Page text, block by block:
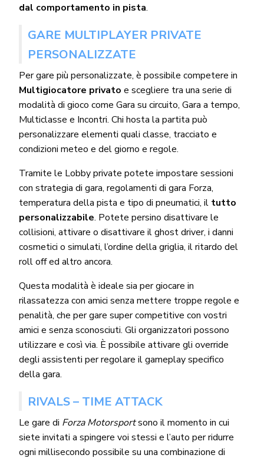
dal comportamento in pista.
GARE MULTIPLAYER PRIVATE
PERSONALIZZATE
Per gare più personalizzate, è possibile competere in
Multigiocatore privato e scegliere tra una serie di
modalità di gioco come Gara su circuito, Gara a tempo,
Multiclasse e Incontri. Chi hosta la partita può
personalizzare elementi quali classe, tracciato e
condizioni meteo e del giorno e regole.
Tramite le Lobby private potete impostare sessioni
con strategia di gara, regolamenti di gara Forza,
temperatura della pista e tipo di pneumatici, il tutto
personalizzabile. Potete persino disattivare le
collisioni, attivare o disattivare il ghost driver, i danni
cosmetici o simulati, l’ordine della griglia, il ritardo del
roll off ed altro ancora.
Questa modalità è ideale sia per giocare in
rilassatezza con amici senza mettere troppe regole e
penalità, che per gare super competitive con vostri
amici e senza sconosciuti. Gli organizzatori possono
utilizzare e così via. È possibile attivare gli override
degli assistenti per regolare il gameplay specifico
della gara.
RIVALS – TIME ATTACK
Le gare di Forza Motorsportsono il momento in cui
siete invitati a spingere voi stessi e l’auto per ridurre
ogni millisecondo possibile su una combinazione di